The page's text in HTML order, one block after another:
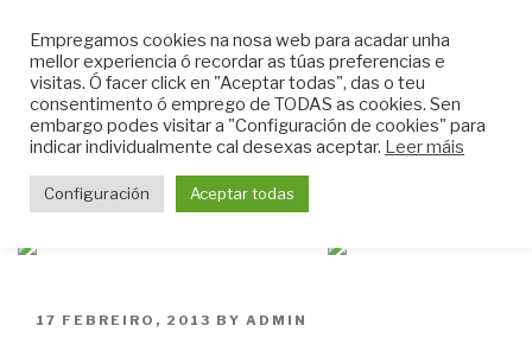
content
CLUB DO MAR DE
MUGARDOS
Web do Club do Mar de Mugardos
POSTED
17 FEBREIRO, 2013 BY ADMIN
Empregamos cookies na nosa web para acadar unha
mellor experiencia ó recordar as túas preferencias e
visitas. Ó facer click en "Aceptar todas", das o teu
consentimento ó emprego de TODAS as cookies. Sen
embargo podes visitar a "Configuración de cookies" para
indicar individualmente cal desexas aceptar. Leer máis
Configuración Aceptar todas